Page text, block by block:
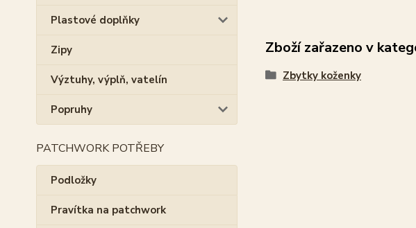
Plastové doplňky
Zipy
Výztuhy, výplň, vatelín
Popruhy
PATCHWORK POTŘEBY
Podložky
Pravítka na patchwork
Zboží zařazeno v
Zbytky koženky